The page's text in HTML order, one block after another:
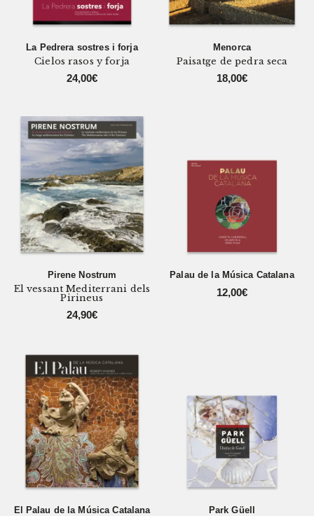
La Pedrera sostres i forja
Cielos rasos y forja
24,00€
Menorca
Paisatge de pedra seca
18,00€
Pirene Nostrum
El vessant Mediterrani dels
Pirineus
24,90€
Palau de la Música Catalana
12,00€
El Palau de la Música Catalana Park Güell